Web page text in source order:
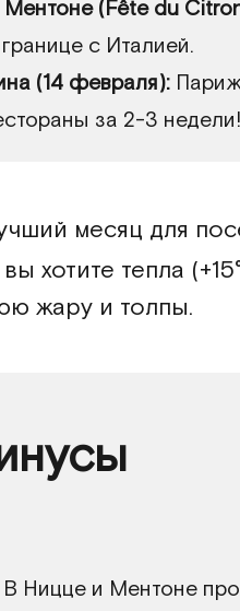
(Fête du
с Италией.
(14 февраля):
за 2-3 недели!
месяц для
хотите тепла
жару и толпы.
В Ницце и Ментоне